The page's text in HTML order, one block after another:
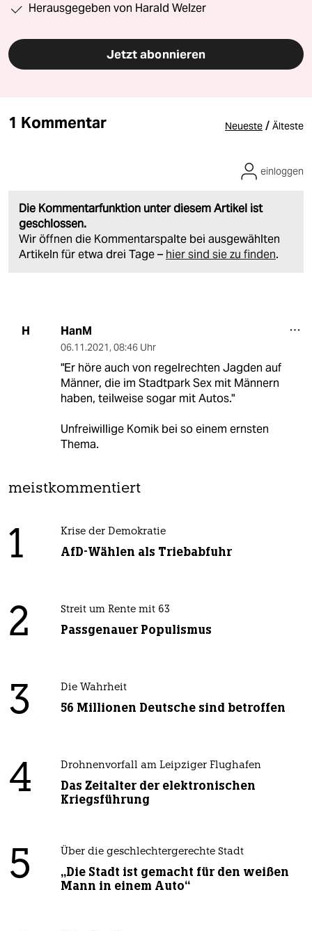
Herausgegeben von Harald Welzer
Jetzt abonnieren
1 Kommentar Neueste / Älteste
Die Kommentarfunktion unter diesem Artikel ist
geschlossen.
Wir öffnen die Kommentarspalte bei ausgewählten
Artikeln für etwa drei Tage – hier sind sie zu finden.
einloggen
H HanM
06.11.2021, 08:46 Uhr
"Er höre auch von regelrechten Jagden auf
Männer, die im Stadtpark Sex mit Männern
haben, teilweise sogar mit Autos."
Unfreiwillige Komik bei so einem ernsten
Thema.
meistkommentiert
1 Krise der Demokratie
AfD-Wählen als Triebabfuhr
2 Streit um Rente mit 63
Passgenauer Populismus
3 Die Wahrheit
56 Millionen Deutsche sind betroffen
4 Drohnenvorfall am Leipziger Flughafen
Das Zeitalter der elektronischen
Kriegsführung
5 Über die geschlechtergerechte Stadt
„Die Stadt ist gemacht für den weißen
Mann in einem Auto“